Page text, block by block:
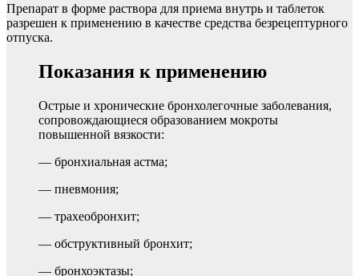
Препарат в форме раствора для приема внутрь и таблеток
разрешен к применению в качестве средства безрецептурного
отпуска.
Показания к применению
Острые и хронические бронхолегочные заболевания,
сопровождающиеся образованием мокроты
повышенной вязкости:
— бронхиальная астма;
— пневмония;
— трахеобронхит;
— обструктивный бронхит;
— бронхоэктазы;